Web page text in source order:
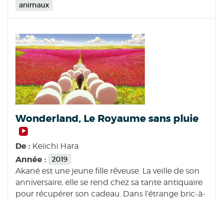
animaux
Wonderland, Le Royaume sans pluie
De : Keiichi Hara
Année : 2019
Akané est une jeune fille rêveuse. La veille de son
anniversaire, elle se rend chez sa tante antiquaire
pour récupérer son cadeau. Dans l’étrange bric-à-